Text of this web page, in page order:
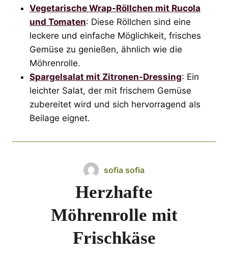
Vegetarische Wrap-Röllchen mit Rucola
und Tomaten: Diese Röllchen sind eine
leckere und einfache Möglichkeit, frisches
Gemüse zu genießen, ähnlich wie die
Möhrenrolle.
Spargelsalat mit Zitronen-Dressing: Ein
leichter Salat, der mit frischem Gemüse
zubereitet wird und sich hervorragend als
Beilage eignet.
sofia sofia
Herzhafte
Möhrenrolle mit
Frischkäse